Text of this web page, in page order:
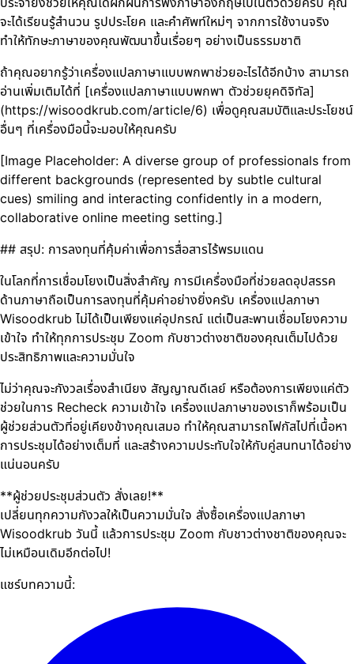
จะได้เรียนรู้สำนวน รูปประโยค และคำศัพท์ใหม่ๆ จากการใช้งานจริง
ทำให้ทักษะภาษาของคุณพัฒนาขึ้นเรื่อยๆ อย่างเป็นธรรมชาติ
ถ้าคุณอยากรู้ว่าเครื่องแปลภาษาแบบพกพาช่วยอะไรได้อีกบ้าง สามารถ
อ่านเพิ่มเติมได้ที่ [เครื่องแปลภาษาแบบพกพา ตัวช่วยยุคดิจิทัล]
(https://wisoodkrub.com/article/6) เพื่อดูคุณสมบัติและประโยชน์
อื่นๆ ที่เครื่องมือนี้จะมอบให้คุณครับ
[Image Placeholder: A diverse group of professionals from
different backgrounds (represented by subtle cultural
cues) smiling and interacting confidently in a modern,
collaborative online meeting setting.]
## สรุป: การลงทุนที่คุ้มค่าเพื่อการสื่อสารไร้พรมแดน
ในโลกที่การเชื่อมโยงเป็นสิ่งสำคัญ การมีเครื่องมือที่ช่วยลดอุปสรรค
ด้านภาษาถือเป็นการลงทุนที่คุ้มค่าอย่างยิ่งครับ เครื่องแปลภาษา
Wisoodkrub ไม่ได้เป็นเพียงแค่อุปกรณ์ แต่เป็นสะพานเชื่อมโยงความ
เข้าใจ ทำให้ทุกการประชุม Zoom กับชาวต่างชาติของคุณเต็มไปด้วย
ประสิทธิภาพและความมั่นใจ
ไม่ว่าคุณจะกังวลเรื่องสำเนียง สัญญาณดีเลย์ หรือต้องการเพียงแค่ตัว
ช่วยในการ Recheck ความเข้าใจ เครื่องแปลภาษาของเราก็พร้อมเป็น
ผู้ช่วยส่วนตัวที่อยู่เคียงข้างคุณเสมอ ทำให้คุณสามารถโฟกัสไปที่เนื้อหา
การประชุมได้อย่างเต็มที่ และสร้างความประทับใจให้กับคู่สนทนาได้อย่าง
แน่นอนครับ
**ผู้ช่วยประชุมส่วนตัว สั่งเลย!**
เปลี่ยนทุกความกังวลให้เป็นความมั่นใจ สั่งซื้อเครื่องแปลภาษา
Wisoodkrub วันนี้ แล้วการประชุม Zoom กับชาวต่างชาติของคุณจะ
ไม่เหมือนเดิมอีกต่อไป!
แชร์บทความนี้: